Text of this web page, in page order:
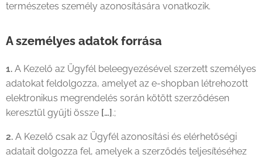
természetes személy azonosítására vonatkozik.
A személyes adatok forrása
1. A Kezelő az Ügyfél beleegyezésével szerzett személyes
adatokat feldolgozza, amelyet az e-shopban létrehozott
elektronikus megrendelés során kötött szerződésen
keresztül gyűjti össze […].;
2. A Kezelő csak az Ügyfél azonosítási és elérhetőségi
adatait dolgozza fel, amelyek a szerződés teljesítéséhez